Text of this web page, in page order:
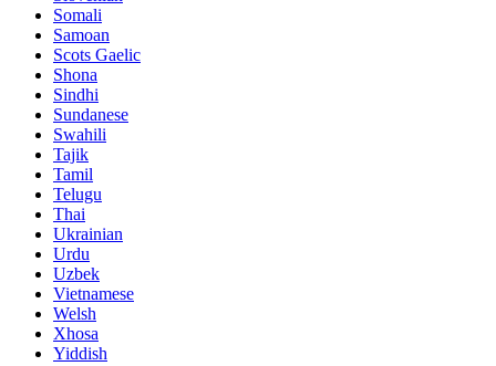
Somali
Samoan
Scots Gaelic
Shona
Sindhi
Sundanese
Swahili
Tajik
Tamil
Telugu
Thai
Ukrainian
Urdu
Uzbek
Vietnamese
Welsh
Xhosa
Yiddish